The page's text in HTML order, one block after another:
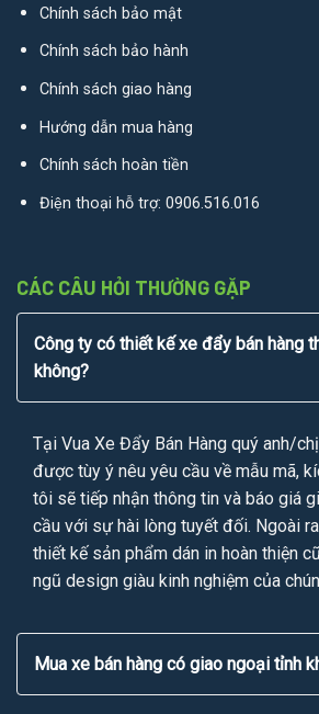
Chính sách bảo mật
Chính sách bảo hành
Chính sách giao hàng
Hướng dẫn mua hàng
Chính sách hoàn tiền
Điện thoại hỗ trợ: 0906.516.016
CÁC CÂU HỎI THƯỜNG GẶP
Công ty có thiết kế xe đẩy bán hàng
không?
Tại Vua Xe Đẩy Bán Hàng quý anh/
được tùy ý nêu yêu cầu về mẫu mã,
tôi sẽ tiếp nhận thông tin và báo giá
cầu với sự hài lòng tuyết đối. Ngoài
thiết kế sản phẩm dán in hoàn thiện
ngũ design giàu kinh nghiệm của
Mua xe bán hàng có giao ngoại tỉnh